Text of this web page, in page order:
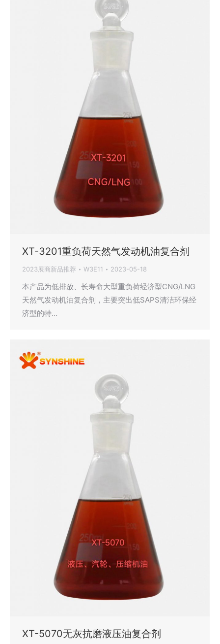
XT-3201重负荷天然气发动机油复合剂
2023展商新品推荐 W3E11 2023-05-18
本产品为低排放、长寿命大型重负荷经济型CNG/LNG
天然气发动机油复合剂，主要突出低SAPS清洁环保经
济型的特…
XT-5070无灰抗磨液压油复合剂